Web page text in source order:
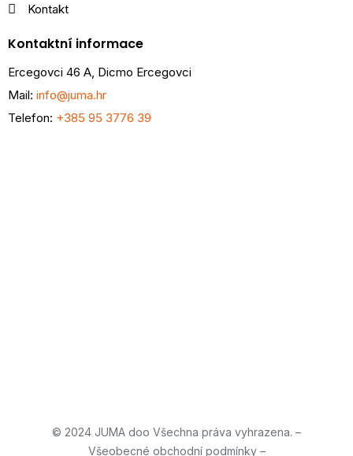
Kontakt
Kontaktní informace
Ercegovci 46 A, Dicmo Ercegovci
Mail: info@juma.hr
Telefon: +385 95 3776 39
© 2024 JUMA doo Všechna práva vyhrazena. –
Všeobecné obchodní podmínky–